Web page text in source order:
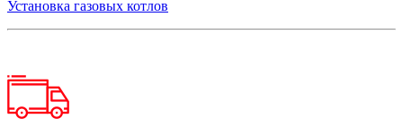
Установка газовых котлов